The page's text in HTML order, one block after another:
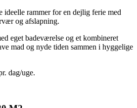
rammer for en dejlig ferie med
og afslapning.
eget badeværelse og et kombineret
mad og nyde tiden sammen i hyggelige
dag/uge.